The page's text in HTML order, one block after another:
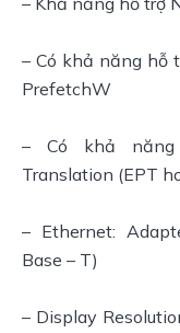
– Có khả năng hỗ
PrefetchW
– Có khả năng
Translation (EPT
– Ethernet:
Base – T)
– Display